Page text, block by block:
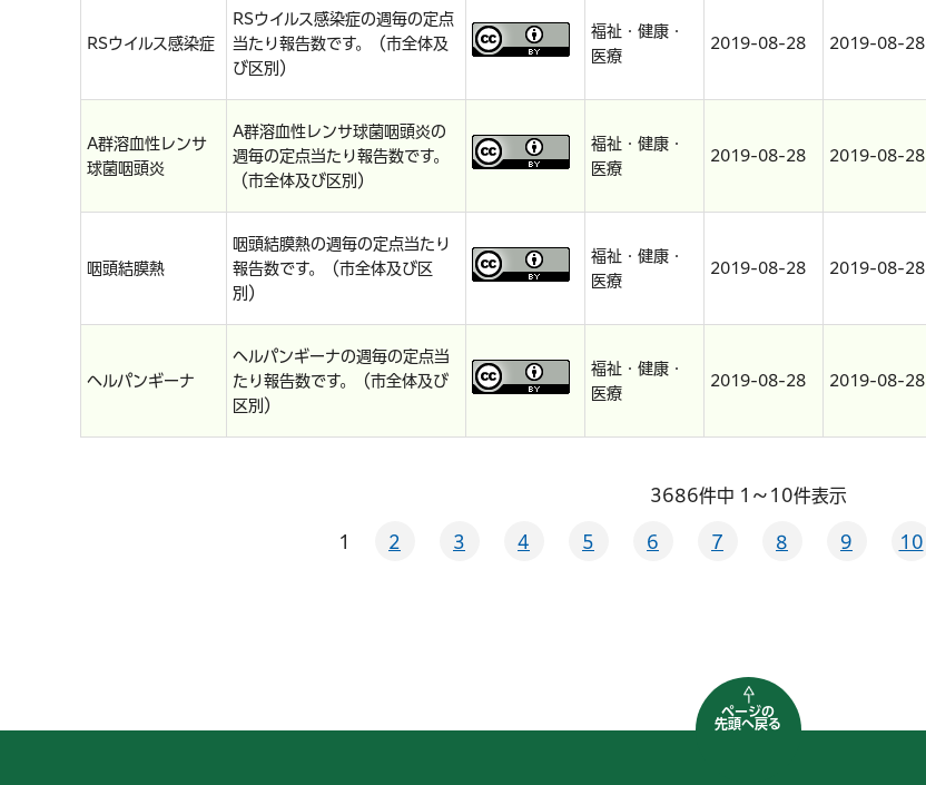
RSウイルス感染症
RSウイルス感染症の週毎の定点
当たり報告数です。（市全体及
び区別）
福祉・健康・
医療
2019-08-28 2019-08-28
A群溶血性レンサ
球菌咽頭炎
A群溶血性レンサ球菌咽頭炎の
週毎の定点当たり報告数です。
（市全体及び区別）
福祉・健康・
医療
2019-08-28 2019-08-28
咽頭結膜熱
咽頭結膜熱の週毎の定点当たり
報告数です。（市全体及び区
別）
福祉・健康・
医療
2019-08-28 2019-08-28
ヘルパンギーナ
ヘルパンギーナの週毎の定点当
たり報告数です。（市全体及び
区別）
福祉・健康・
医療
2019-08-28 2019-08-28
3686件中 1～10件表示
1 2 3 4 5 6 7 8 9 10
ページの
先頭へ戻る